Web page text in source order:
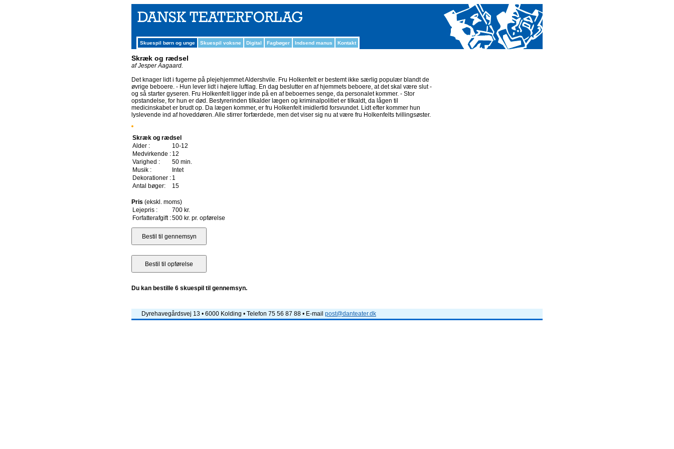
Skuespil børn og unge Skuespil voksne Digital Fagbøger Indsend manus Kontakt
Skræk og rædsel
af Jesper Aagaard.
Det knager lidt i fugerne på plejehjemmet Aldershvile. Fru Holkenfelt er bestemt ikke særlig populær blandt de
øvrige beboere. - Hun lever lidt i højere luftlag. En dag beslutter en af hjemmets beboere, at det skal være slut -
og så starter gyseren. Fru Holkenfelt ligger inde på en af beboernes senge, da personalet kommer. - Stor
opstandelse, for hun er død. Bestyrerinden tilkalder lægen og kriminalpolitiet er tilkaldt, da lågen til
medicinskabet er brudt op. Da lægen kommer, er fru Holkenfelt imidlertid forsvundet. Lidt efter kommer hun
lyslevende ind af hoveddøren. Alle stirrer forfærdede, men det viser sig nu at være fru Holkenfelts tvillingsøster.
Skræk og rædsel
Alder :
10-12
Medvirkende : 12
Varighed :
50 min.
Musik :
Intet
Dekorationer : 1
Antal bøger:
15
Pris (ekskl. moms)
Lejepris :
700 kr.
Forfatterafgift :500 kr. pr. opførelse
Du kan bestille 6 skuespil til gennemsyn.
Dyrehavegårdsvej 13 • 6000 Kolding • Telefon 75 56 87 88 • E-mail post@danteater.dk